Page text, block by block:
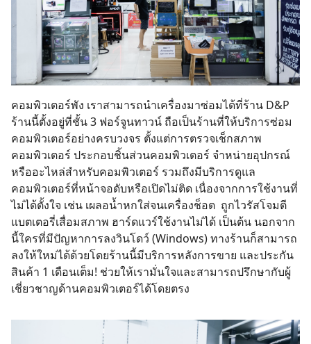
คอมพิวเตอร์พัง เราสามารถนำเครื่องมาซ่อมได้ที่ร้าน D&P
ร้านนี้ตั้งอยู่ที่ชั้น 3 ฟอร์จูนทาวน์ ถือเป็นร้านที่ให้บริการซ่อม
คอมพิวเตอร์อย่างครบวงจร ตั้งแต่การตรวจเช็กสภาพ
คอมพิวเตอร์ ประกอบชิ้นส่วนคอมพิวเตอร์ จำหน่ายอุปกรณ์
หรืออะไหล่สำหรับคอมพิวเตอร์ รวมถึงมีบริการดูแล
คอมพิวเตอร์ที่หน้าจอดับหรือเปิดไม่ติด เนื่องจากการใช้งานที่
ไม่ได้ตั้งใจ เช่น เผลอน้ำหกใส่จนเครื่องช็อต ถูกไวรัสโจมตี
แบตเตอรี่เสื่อมสภาพ ฮาร์ดแวร์ใช้งานไม่ได้ เป็นต้น นอกจาก
นี้ใครที่มีปัญหาการลงวินโดว์ (Windows) ทางร้านก็สามารถ
ลงให้ใหม่ได้ด้วยโดยร้านนี้มีบริการหลังการขาย และประกัน
สินค้า 1 เดือนเต็ม! ช่วยให้เรามั่นใจและสามารถปรึกษากับผู้
เชี่ยวชาญด้านคอมพิวเตอร์ได้โดยตรง